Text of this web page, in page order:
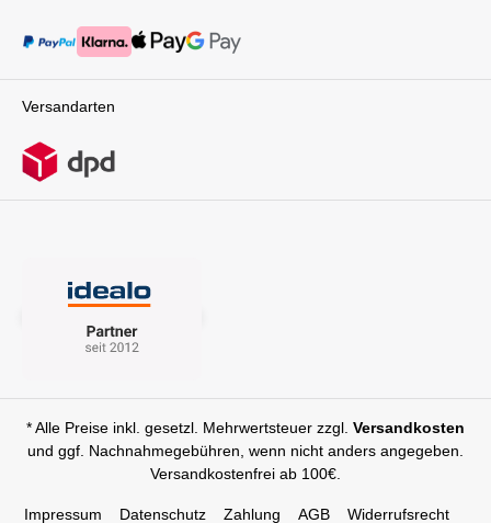
Versandarten
* Alle Preise inkl. gesetzl. Mehrwertsteuer zzgl. Versandkosten
und ggf. Nachnahmegebühren, wenn nicht anders angegeben.
Versandkostenfrei ab 100€.
Impressum Datenschutz Zahlung AGB Widerrufsrecht